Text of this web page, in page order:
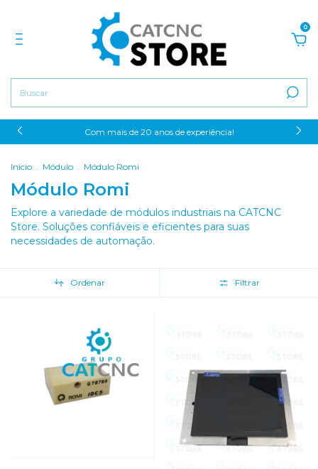
0
Com mais de 20 anos de experiência!
Início . Módulo . Módulo Romi
Módulo Romi
Explore a variedade de módulos industriais na CATCNC
Store. Soluções confiáveis e eficientes para suas
necessidades de automação.
Ordenar Filtrar